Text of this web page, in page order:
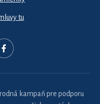
tu
kampaň pre podporu